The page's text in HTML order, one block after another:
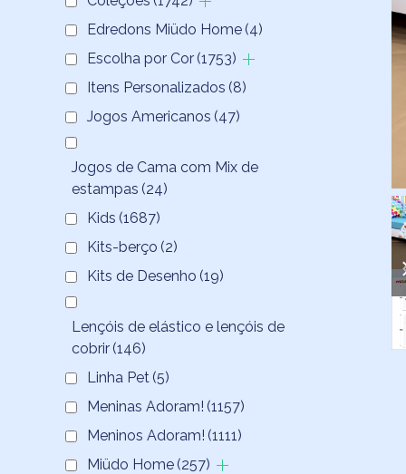
Edredons Miüdo Home (4)
Escolha por Cor (1753)
Itens Personalizados (8)
Jogos Americanos (47)
Jogos de Cama com Mix de
estampas (24)
Kids (1687)
Kits-berço (2)
Kits de Desenho (19)
Lençóis de elástico e lençóis de
cobrir (146)
Linha Pet (5)
Meninas Adoram! (1157)
Meninos Adoram! (1111)
Miüdo Home (257)